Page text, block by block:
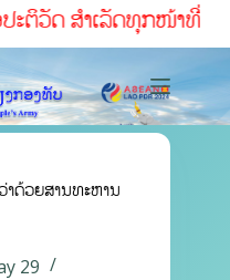
ຕິວັດ ສໍາເລັດທຸກໜ້າທ່ີ
ດ້ວຍສານທະຫານ
29